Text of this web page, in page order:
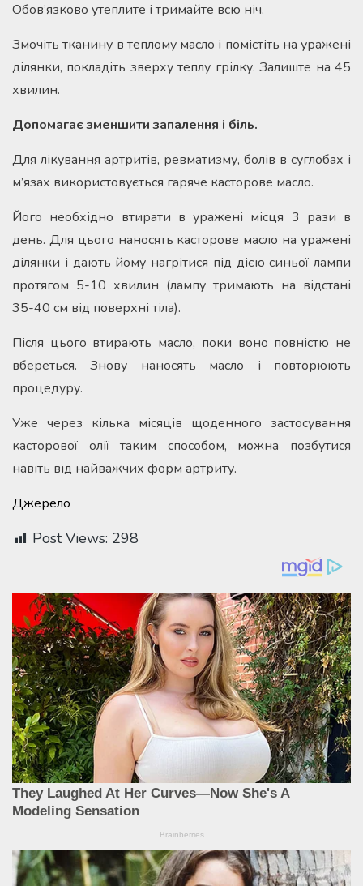
Обов’язково утеплите і тримайте всю ніч.
Змочіть тканину в теплому масло і помістіть на уражені
ділянки, покладіть зверху теплу грілку. Залиште на 45
хвилин.
Допомагає зменшити запалення і біль.
Для лікування артритів, ревматизму, болів в суглобах і
м’язах використовується гаряче касторове масло.
Його необхідно втирати в уражені місця 3 рази в
день. Для цього наносять касторове масло на уражені
ділянки і дають йому нагрітися під дією синьої лампи
протягом 5-10 хвилин (лампу тримають на відстані
35-40 см від поверхні тіла).
Після цього втирають масло, поки воно повністю не
вбереться. Знову наносять масло і повторюють
процедуру.
Уже через кілька місяців щоденного застосування
касторової олії таким способом, можна позбутися
навіть від найважчих форм артриту.
Джерело
Post Views: 298